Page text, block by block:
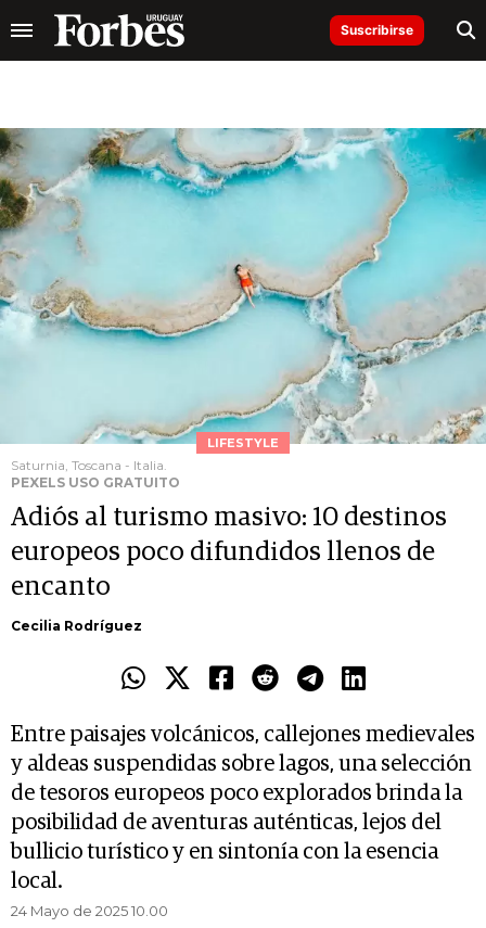
Suscribirse
LIFESTYLE
Saturnia, Toscana - Italia.
PEXELS USO GRATUITO
Adiós al turismo masivo: 10 destinos
europeos poco difundidos llenos de
encanto
Cecilia Rodríguez
Entre paisajes volcánicos, callejones medievales
y aldeas suspendidas sobre lagos, una selección
de tesoros europeos poco explorados brinda la
posibilidad de aventuras auténticas, lejos del
bullicio turístico y en sintonía con la esencia
local.
24 Mayo de 2025 10.00